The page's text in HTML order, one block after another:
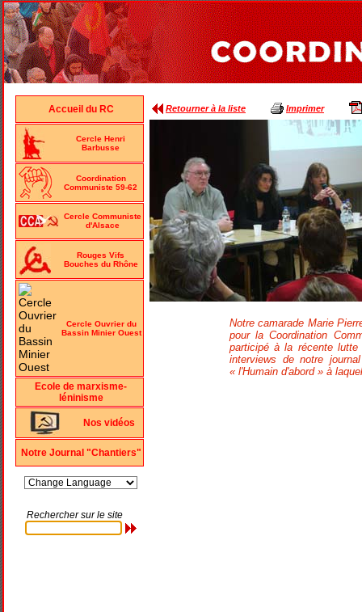
Accueil du RC
Cercle Henri
Barbusse
Coordination
Communiste 59-62
Cercle Communiste
d'Alsace
Rouges Vifs
Bouches du Rhône
Cercle Ouvrier du
Bassin Minier Ouest
Ecole de marxisme-
léninisme
Nos vidéos
Notre Journal "Chantiers"
Rechercher sur le site
Retourner à la liste Imprimer
Notre camarade Marie
pour la Coordination
participé à la récente
interviews de notre
« l'Humain d'abord » à